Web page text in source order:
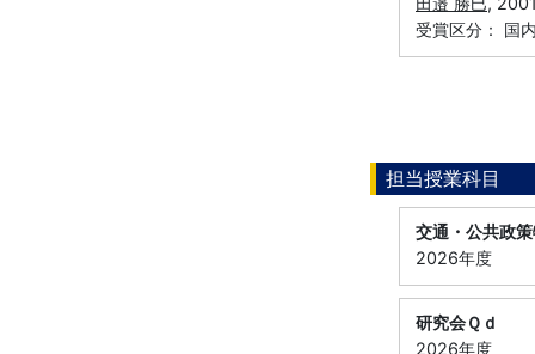
受賞区分： 国
担当授業科目
交通・公共政
2026年度
研究会Ｑｄ
2026年度